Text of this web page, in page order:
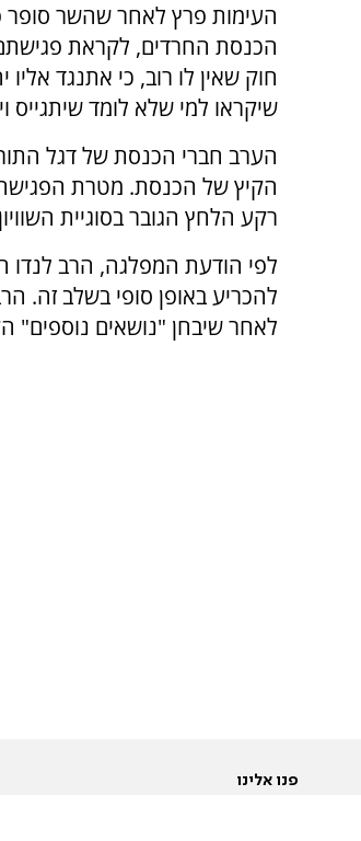
העימות פרץ לאחר שהשר סופר
הכנסת החרדים, לקראת פגישתם
חוק שאין לו רוב, כי אתנגד
שיקראו למי שלא לומד שיתגייס
הערב חברי הכנסת של דגל
הקיץ של הכנסת. מטרת הפגישה
רקע הלחץ הגובר בסוגיית
לפי הודעת המפלגה, הרב
להכריע באופן סופי בשלב זה.
לאחר שיבחן "נושאים נוספים"
פנו אלינו